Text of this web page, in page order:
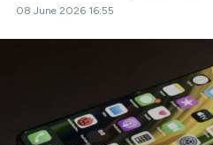
08 June 2026 16:55